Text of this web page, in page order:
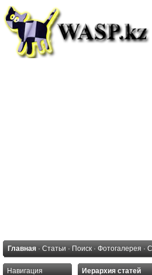
Главная · Статьи · Поиск · Фотогалерея ·
Навигация Иерархия статей